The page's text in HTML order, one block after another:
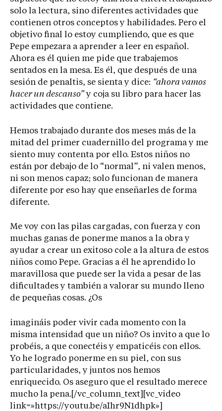
solo la lectura, sino diferentes actividades que
contienen otros conceptos y habilidades. Pero el
objetivo final lo estoy cumpliendo, que es que
Pepe empezara a aprender a leer en español.
Ahora es él quien me pide que trabajemos
sentados en la mesa. Es él, que después de una
sesión de penaltis, se sienta y dice: “ahora vamos
hacer un descanso”y coja su libro para hacer las
actividades que contiene.
Hemos trabajado durante dos meses más de la
mitad del primer cuadernillo del programa y me
siento muy contenta por ello. Estos niños no
están por debajo de lo “normal”, ni valen menos,
ni son menos capaz; solo funcionan de manera
diferente por eso hay que enseñarles de forma
diferente.
Me voy con las pilas cargadas, con fuerza y con
muchas ganas de ponerme manos a la obra y
ayudar a crear un exitoso cole a la altura de estos
niños como Pepe. Gracias a él he aprendido lo
maravillosa que puede ser la vida a pesar de las
dificultades y también a valorar su mundo lleno
de pequeñas cosas. ¿Os
imagináis poder vivir cada momento con la
misma intensidad que un niño? Os invito a que lo
probéis, a que conectéis y empaticéis con ellos.
Yo he logrado ponerme en su piel, con sus
particularidades, y juntos nos hemos
enriquecido. Os aseguro que el resultado merece
mucho la pena.[/vc_column_text][vc_video
link=»https://youtu.be/aIhr9N1dhpk»]